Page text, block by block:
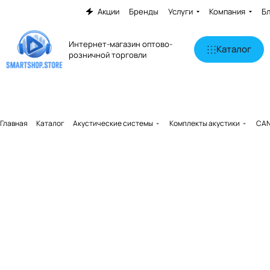
Акции Бренды Услуги Компания
Интернет-магазин оптово-
розничной торговли
Каталог
Главная Каталог Акустические системы Комплекты акустики